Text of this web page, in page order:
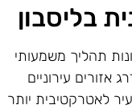
בליסבון
תהליך משמעותי
עירוניים
לאטרקטיבית יותר